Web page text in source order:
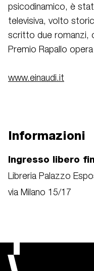
psicodinamico, è
televisiva, volto
scritto due romanzi,
Premio Rapallo
www.einaudi.it
Informazioni
Ingresso libero
Libreria Palazzo
via Milano 15/17